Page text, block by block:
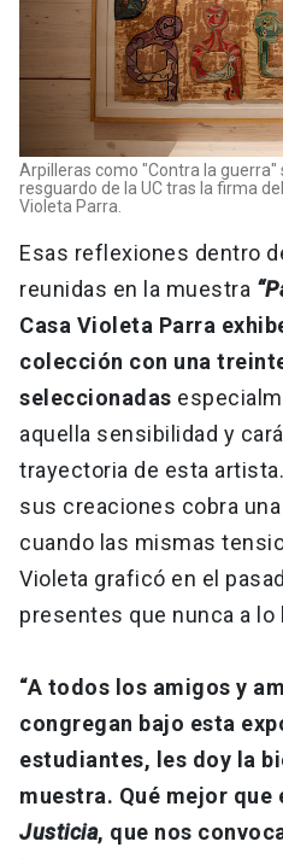
Arpilleras como "Contra la guerra"
resguardo de la UC tras la firma
Violeta Parra.
Esas reflexiones dentro
reunidas en la muestra
Casa Violeta Parra
colección con una
seleccionadas
aquella sensibilidad y
trayectoria de esta
sus creaciones cobra
cuando las mismas
Violeta graficó en el
presentes que nunca a lo
“A todos los amigos y
congregan bajo esta
estudiantes, les doy la
muestra. Qué mejor que
Justicia, que nos